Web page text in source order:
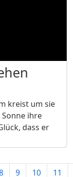
kreist um sie
ihre
dass er
9 10 11